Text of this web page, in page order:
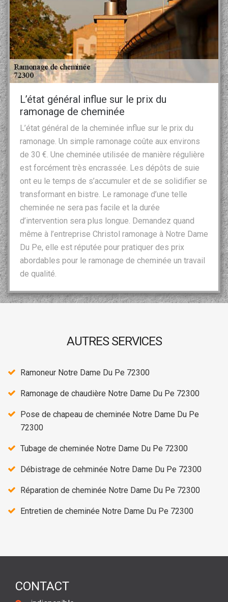
L’état général influe sur le prix du
ramonage de cheminée
L’état général de la cheminée influe sur le prix du
ramonage. Un simple ramonage coûte aux environs
de 30 €. Une cheminée utilisée de manière régulière
est forcément très encrassée. Les dépôts de suie
ont eu le temps de s’accumuler et de se solidifier se
transformant en bistre. Le ramonage d’une telle
cheminée ne sera pas facile et la durée
d’intervention sera plus longue. Demandez quand
même à l’entreprise Christol ramonage à Notre Dame
Du Pe, elle est réputée pour pratiquer des prix
abordables pour le ramonage de cheminée un travail
de qualité.
AUTRES SERVICES
Ramoneur Notre Dame Du Pe 72300
Ramonage de chaudière Notre Dame Du Pe 72300
Pose de chapeau de cheminée Notre Dame Du Pe
72300
Tubage de cheminée Notre Dame Du Pe 72300
Débistrage de cehminée Notre Dame Du Pe 72300
Réparation de cheminée Notre Dame Du Pe 72300
Entretien de cheminée Notre Dame Du Pe 72300
CONTACT